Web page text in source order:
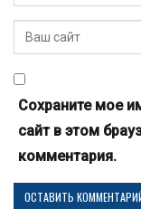
Сохраните мое
сайт в этом
комментария.